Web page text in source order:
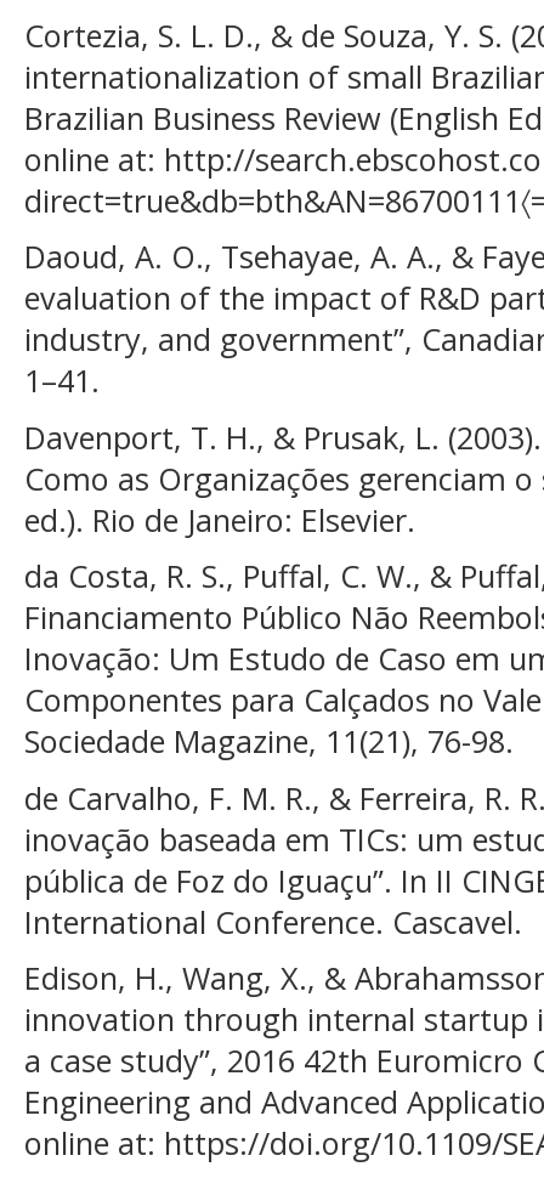
Cortezia, S. L. D., & de Souza, Y. S.
internationalization of small
Brazilian Business Review (English
online at: http://
Daoud, A. O., Tsehayae, A. A., &
evaluation of the impact of R&D
industry, and government”,
1–41.
Davenport, T. H., & Prusak, L.
Como as Organizações gerenciam
ed.). Rio de Janeiro: Elsevier.
da Costa, R. S., Puffal, C. W., &
Financiamento Público Não
Inovação: Um Estudo de Caso em
Componentes para Calçados no
Sociedade Magazine, 11(21), 76-98.
de Carvalho, F. M. R., & Ferreira, R.
inovação baseada em TICs: um
pública de Foz do Iguaçu”. In II
International Conference. Cascavel.
Edison, H., Wang, X., &
innovation through internal startup
a case study”, 2016 42th Euromicro
Engineering and Advanced
online at: https://doi.org/10.1109/